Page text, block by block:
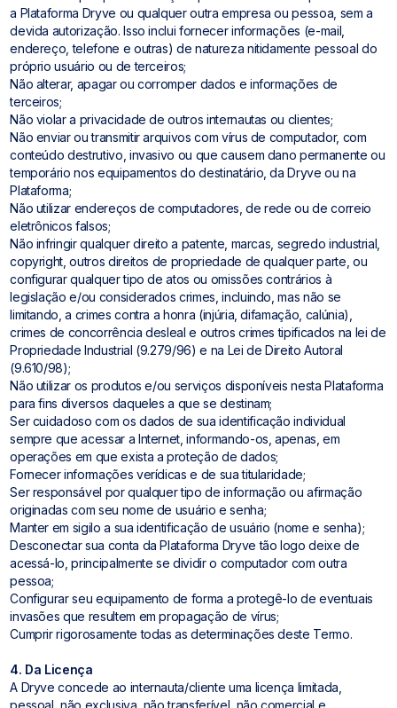
a Plataforma Dryve ou qualquer outra empresa ou pessoa, sem a
devida autorização. Isso inclui fornecer informações (e-mail,
endereço, telefone e outras) de natureza nitidamente pessoal do
próprio usuário ou de terceiros;
Não alterar, apagar ou corromper dados e informações de
terceiros;
Não violar a privacidade de outros internautas ou clientes;
Não enviar ou transmitir arquivos com vírus de computador, com
conteúdo destrutivo, invasivo ou que causem dano permanente ou
temporário nos equipamentos do destinatário, da Dryve ou na
Plataforma;
Não utilizar endereços de computadores, de rede ou de correio
eletrônicos falsos;
Não infringir qualquer direito a patente, marcas, segredo industrial,
copyright, outros direitos de propriedade de qualquer parte, ou
configurar qualquer tipo de atos ou omissões contrários à
legislação e/ou considerados crimes, incluindo, mas não se
limitando, a crimes contra a honra (injúria, difamação, calúnia),
crimes de concorrência desleal e outros crimes tipificados na lei de
Propriedade Industrial (9.279/96) e na Lei de Direito Autoral
(9.610/98);
Não utilizar os produtos e/ou serviços disponíveis nesta Plataforma
para fins diversos daqueles a que se destinam;
Ser cuidadoso com os dados de sua identificação individual
sempre que acessar a Internet, informando-os, apenas, em
operações em que exista a proteção de dados;
Fornecer informações verídicas e de sua titularidade;
Ser responsável por qualquer tipo de informação ou afirmação
originadas com seu nome de usuário e senha;
Manter em sigilo a sua identificação de usuário (nome e senha);
Desconectar sua conta da Plataforma Dryve tão logo deixe de
acessá-lo, principalmente se dividir o computador com outra
pessoa;
Configurar seu equipamento de forma a protegê-lo de eventuais
invasões que resultem em propagação de vírus;
Cumprir rigorosamente todas as determinações deste Termo.
4. Da Licença
A Dryve concede ao internauta/cliente uma licença limitada,
pessoal, não exclusiva, não transferível, não comercial e